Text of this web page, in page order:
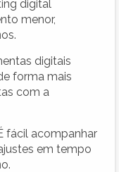
digital
menor,
digitais
forma mais
com a
fácil acompanhar
em tempo